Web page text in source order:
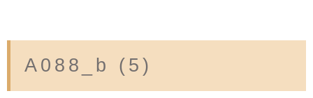
A088_b (5)